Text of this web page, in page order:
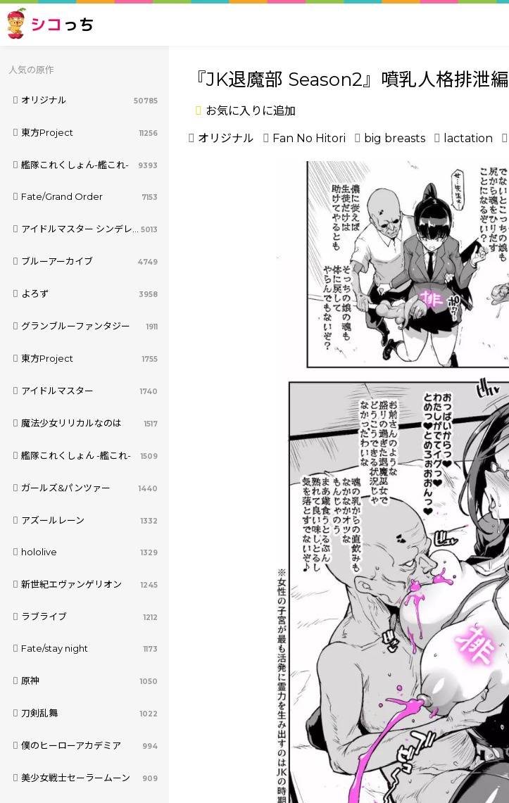
シコ っち
人気の原作
オリジナル 50785
東方Project 11256
艦隊これくしょん-艦これ- 9393
Fate/Grand Order 7153
アイドルマスター シンデレラガールズ 5013
ブルーアーカイブ 4749
よろず 3958
グランブルーファンタジー 1911
東方Project 1755
アイドルマスター 1740
魔法少女リリカルなのは 1517
艦隊これくしょん -艦これ- 1509
ガールズ&パンツァー 1440
アズールレーン 1332
hololive 1329
新世紀エヴァンゲリオン 1245
ラブライブ 1212
Fate/stay night 1173
原神 1050
刀剣乱舞 1022
僕のヒーローアカデミア 994
美少女戦士セーラームーン 909
『JK退魔部 Season2』噴乳人格排泄編
お気に入りに追加
オリジナル Fan No Hitori big breasts lactation